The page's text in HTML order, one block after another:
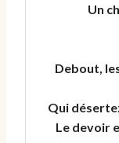
Un
Debout,
Qui
Le devoir